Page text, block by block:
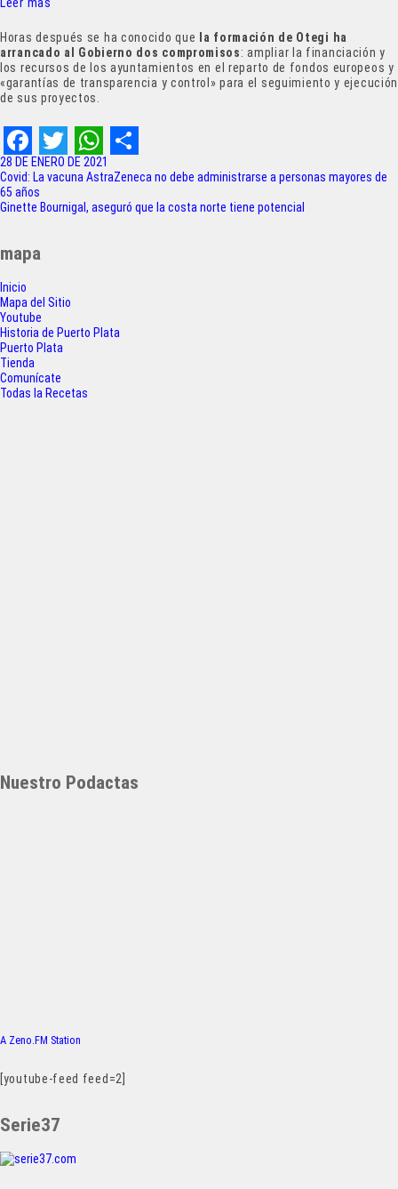
Horas después se ha conocido que la formación de Otegi ha
arrancado al Gobierno dos compromisos: ampliar la financiación y
los recursos de los ayuntamientos en el reparto de fondos europeos y
«garantías de transparencia y control» para el seguimiento y ejecución
de sus proyectos.
F
a
e
b
o
o
k
T
w
t
e
r
W
h
a
p
S
h
a
28 DE ENERO DE 2021
Navegación
de
Covid: La vacuna AstraZeneca no debe administrarse a personas mayores de
65 años
Ginette Bournigal, aseguró que la costa norte tiene potencial
mapa
Inicio
Mapa del Sitio
Youtube
Historia de Puerto Plata
Puerto Plata
Tienda
Comunícate
Todas la Recetas
Nuestro Podactas
A Zeno.FM Station
[youtube-feed feed=2]
Serie37